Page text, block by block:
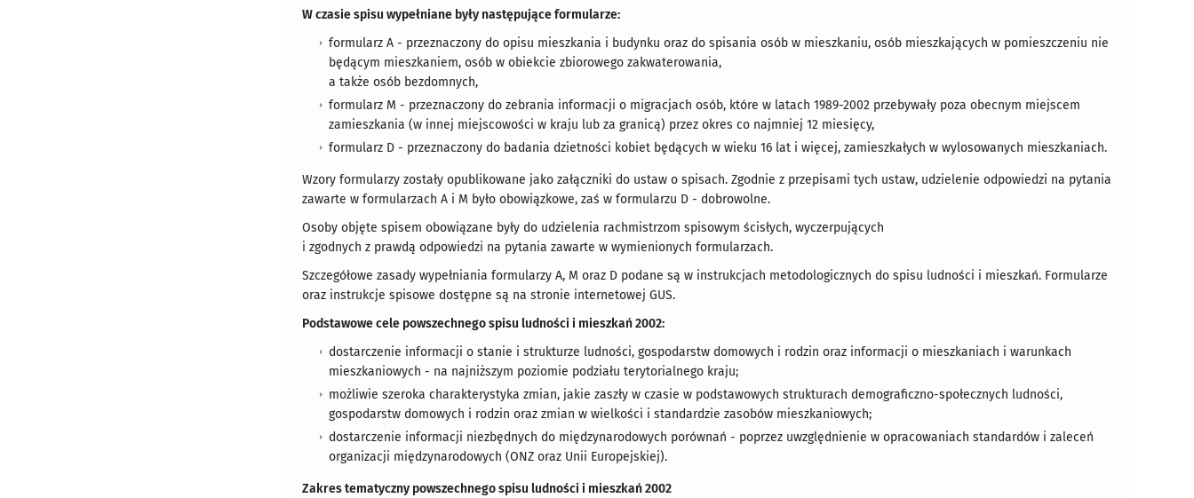
W czasie spisu wypełniane były następujące formularze:
formularz A - przeznaczony do opisu mieszkania i budynku oraz do spisania osób w mieszkaniu, osób mieszkających w pomieszczeniu nie
będącym mieszkaniem, osób w obiekcie zbiorowego zakwaterowania,
a także osób bezdomnych,
formularz M - przeznaczony do zebrania informacji o migracjach osób, które w latach 1989-2002 przebywały poza obecnym miejscem
zamieszkania (w innej miejscowości w kraju lub za granicą) przez okres co najmniej 12 miesięcy,
formularz D - przeznaczony do badania dzietności kobiet będących w wieku 16 lat i więcej, zamieszkałych w wylosowanych mieszkaniach.
Wzory formularzy zostały opublikowane jako załączniki do ustaw o spisach. Zgodnie z przepisami tych ustaw, udzielenie odpowiedzi na pytania
zawarte w formularzach A i M było obowiązkowe, zaś w formularzu D - dobrowolne.
Osoby objęte spisem obowiązane były do udzielenia rachmistrzom spisowym ścisłych, wyczerpujących
i zgodnych z prawdą odpowiedzi na pytania zawarte w wymienionych formularzach.
Szczegółowe zasady wypełniania formularzy A, M oraz D podane są w instrukcjach metodologicznych do spisu ludności i mieszkań. Formularze
oraz instrukcje spisowe dostępne są na stronie internetowej GUS.
Podstawowe cele powszechnego spisu ludności i mieszkań 2002:
dostarczenie informacji o stanie i strukturze ludności, gospodarstw domowych i rodzin oraz informacji o mieszkaniach i warunkach
mieszkaniowych - na najniższym poziomie podziału terytorialnego kraju;
możliwie szeroka charakterystyka zmian, jakie zaszły w czasie w podstawowych strukturach demograficzno-społecznych ludności,
gospodarstw domowych i rodzin oraz zmian w wielkości i standardzie zasobów mieszkaniowych;
dostarczenie informacji niezbędnych do międzynarodowych porównań - poprzez uwzględnienie w opracowaniach standardów i zaleceń
organizacji międzynarodowych (ONZ oraz Unii Europejskiej).
Zakres tematyczny powszechnego spisu ludności i mieszkań 2002